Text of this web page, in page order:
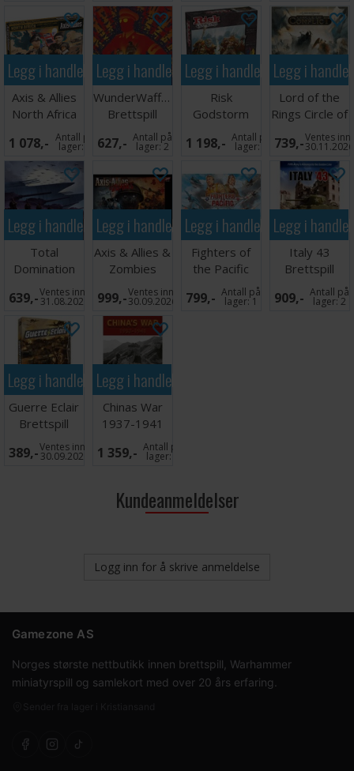
Legg i handlekurven
Axis & Allies
North Africa
Brettspill
1 078,- Antall på
lager:
Legg i handlekurven
WunderWaffen
Brettspill
627,- Antall på
lager:2
Legg i handlekurven
Risk
Godstorm
Brettspill
1 198,- Antall på
lager:
Legg i
Lord of the
Rings Circle of
Conflict
739,-Ventes inn
30.11.2026
Legg i handlekurven
Total
Domination
Brettspill
639,-Ventes inn
31.08.2026
Legg i handlekurven
Axis & Allies &
Zombies
Brettspill
999,-Ventes inn
30.09.2026
Legg i handlekurven
Fighters of
the Pacific
Brettspill
799,- Antall på
lager:1
Legg i
Italy 43
Brettspill
909,- Antall på
lager:2
Legg i handlekurven
Guerre Eclair
Brettspill
389,-Ventes inn
30.09.2026
Legg i handlekurven
Chinas War
1937-1941
Brettspill
1 359,- Antall på
lager:
Kundeanmeldelser
Logg inn for å skrive anmeldelse
Gamezone AS
Norges største nettbutikk innen brettspill, Warhammer
miniatyrspill og samlekort med over 20 års erfaring.